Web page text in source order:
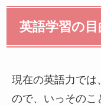
英語学習の
現在の英語力では
ので、いっそのこ